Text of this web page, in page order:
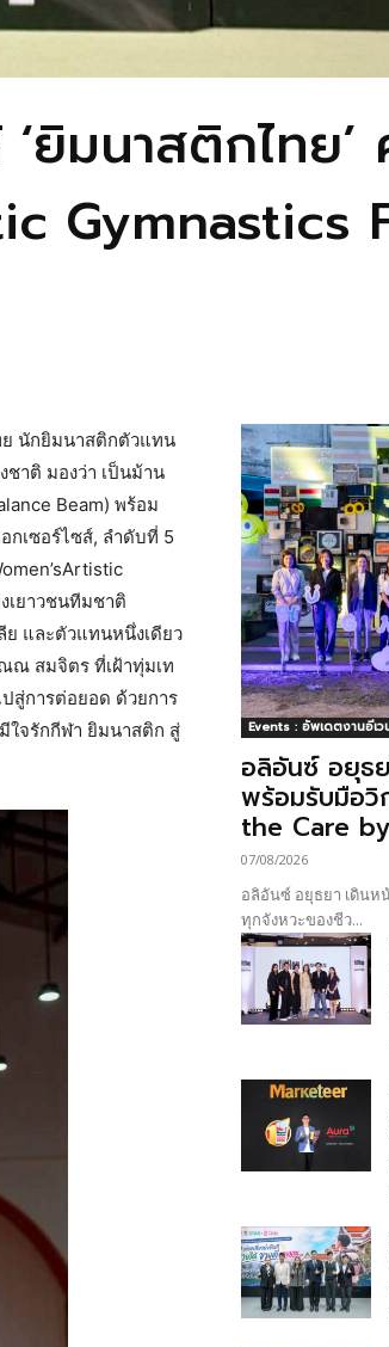
ยิมนาสติกไทย
Gymnastics
ย นักยิมนาสติกตัวแทน
ชาติ มองว่า เป็นม้าน
Beam) พร้อม
กเซอร์ไซส์, ลำดับที่ 5
เยาวชนทีมชาติ
และตัวแทนหนึ่งเดียว
ณ สมจิตร ที่เฝ้าทุ่มเท
สู่การต่อยอด ด้วยการ
ใจรักกีฬา ยิมนาสติก สู่
Events : อัพเดตงานอีเ
อลิอันซ์ อยุธ
พร้อมรับมือวิ
the Care
07/08/2026
อลิอันซ์ อยุธยา เดินห
ทุกจังหวะของชีว...